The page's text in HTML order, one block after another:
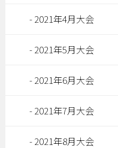
2021年4月大会
2021年5月大会
2021年6月大会
2021年7月大会
2021年8月大会